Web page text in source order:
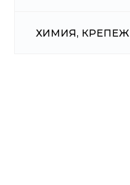
ХИМИЯ, КРЕПЕЖ